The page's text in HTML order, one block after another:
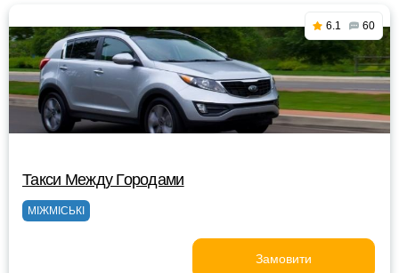
6.1 60
Такси Между Городами
МІЖМІСЬКІ
Замовити